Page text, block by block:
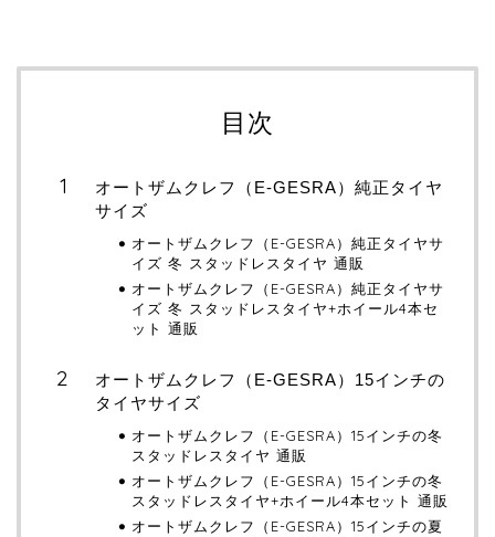
目次
オートザムクレフ（E-GESRA）純正タイヤ
サイズ
オートザムクレフ（E-GESRA）純正タイヤサ
イズ 冬 スタッドレスタイヤ 通販
オートザムクレフ（E-GESRA）純正タイヤサ
イズ 冬 スタッドレスタイヤ+ホイール4本セ
ット 通販
オートザムクレフ（E-GESRA）15インチの
タイヤサイズ
オートザムクレフ（E-GESRA）15インチの冬
スタッドレスタイヤ 通販
オートザムクレフ（E-GESRA）15インチの冬
スタッドレスタイヤ+ホイール4本セット 通販
オートザムクレフ（E-GESRA）15インチの夏